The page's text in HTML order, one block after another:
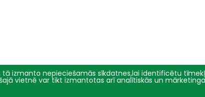
izmanto nepieciešamās sīkdatnes,lai identificētu
vietnē var tikt izmantotas arī analītiskās un